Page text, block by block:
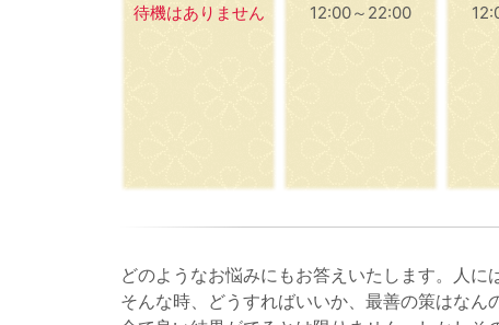
待機はありません 12:00～22:00
どのようなお悩みにもお答えいたします。人に
そんな時、どうすればいいか、最善の策はなん